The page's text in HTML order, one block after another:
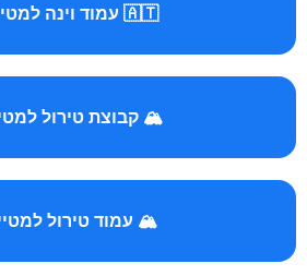
🇦🇹 עמוד וינה למטיילים
🏔️ קבוצת טירול
🏔️ עמוד טירול